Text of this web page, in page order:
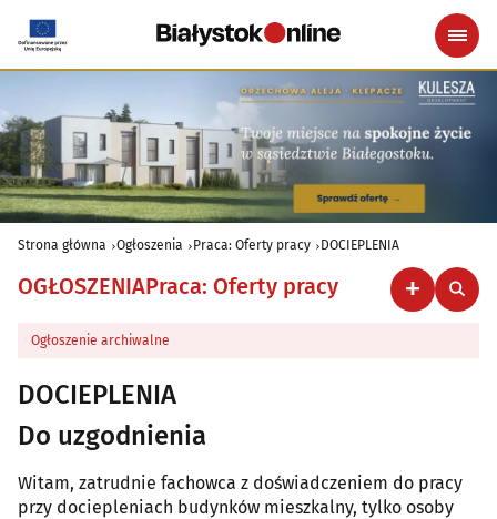
Strona główna Ogłoszenia Praca: Oferty pracy DOCIEPLENIA
OGŁOSZENIAPraca: Oferty pracy
Ogłoszenie archiwalne
DOCIEPLENIA
Do uzgodnienia
Witam, zatrudnie fachowca z doświadczeniem do pracy
przy dociepleniach budynków mieszkalny, tylko osoby